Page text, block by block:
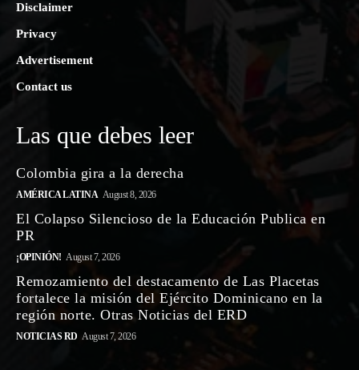
Disclaimer
Privacy
Advertisement
Contact us
Las que debes leer
Colombia gira a la derecha
AMÉRICA LATINA August 8, 2026
El Colapso Silencioso de la Educación Publica en
PR
¡OPINIÓN! August 7, 2026
Remozamiento del destacamento de Las Placetas
fortalece la misión del Ejército Dominicano en la
región norte. Otras Noticias del ERD
NOTICIAS RD August 7, 2026